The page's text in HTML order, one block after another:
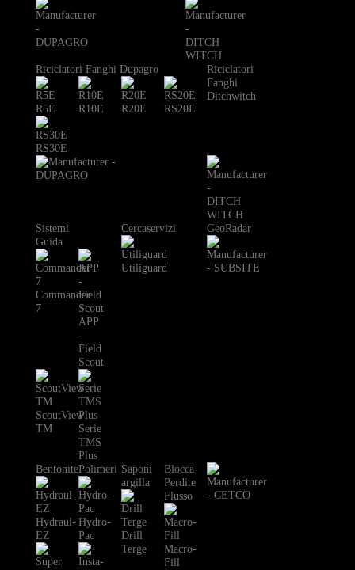
Riciclatori Fanghi Dupagro
R5E R10E R20E RS20E
RS30E
Riciclatori
Fanghi
Ditchwitch
Sistemi
Guida
Commander
7
APP
-
Field
Scout
ScoutView
TM
Serie
TMS
Plus
Cercaservizi
Utiliguard
GeoRadar
Bentonite
Hydraul-
EZ
Polimeri
Hydro-
Pac
Saponi
argilla
Drill
Terge
Blocca
Perdite
Flusso
Macro-
Fill